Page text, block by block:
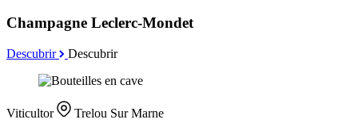
Champagne Leclerc-Mondet
Descubrir Descubrir
Viticultor Trelou Sur Marne